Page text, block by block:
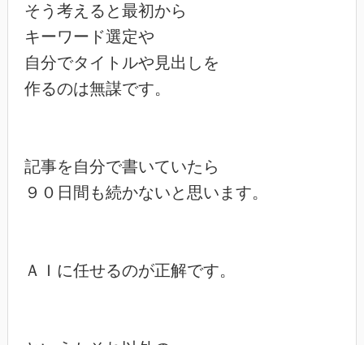
そう考えると最初から
キーワード選定や
自分でタイトルや見出しを
作るのは無謀です。
記事を自分で書いていたら
９０日間も続かないと思います。
ＡＩに任せるのが正解です。